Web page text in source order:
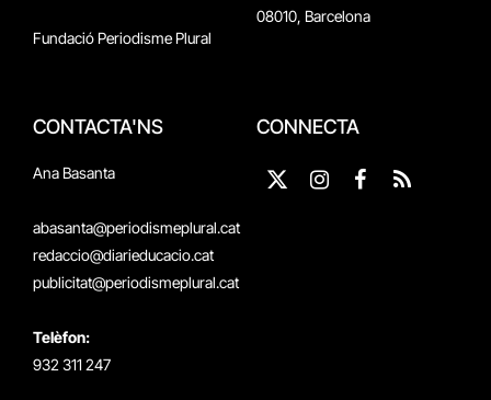
Fundació Periodisme Plural
08010, Barcelona
CONTACTA'NS
Ana Basanta
abasanta@periodismeplural.cat
redaccio@diarieducacio.cat
publicitat@periodismeplural.cat
Telèfon:
932 311 247
CONNECTA
X
InstagramFacebook
RSS